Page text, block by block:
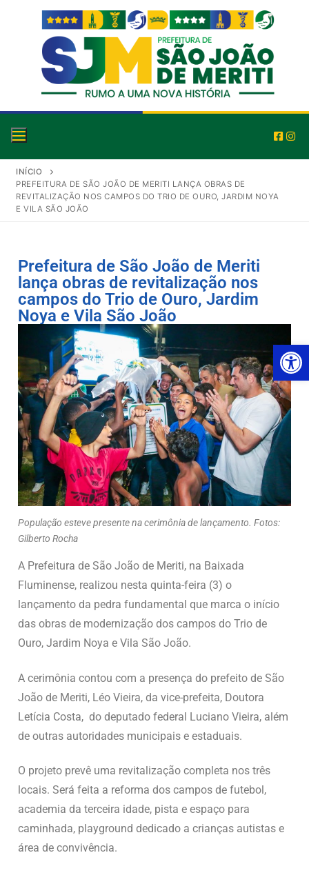
INÍCIO
PREFEITURA DE SÃO JOÃO DE MERITI LANÇA OBRAS DE
REVITALIZAÇÃO NOS CAMPOS DO TRIO DE OURO, JARDIM NOYA
E VILA SÃO JOÃO
Prefeitura de São João de Meriti
lança obras de revitalização nos
campos do Trio de Ouro, Jardim
Noya e Vila São João
População esteve presente na cerimônia de lançamento. Fotos:
Gilberto Rocha
A Prefeitura de São João de Meriti, na Baixada
Fluminense, realizou nesta quinta-feira (3) o
lançamento da pedra fundamental que marca o início
das obras de modernização dos campos do Trio de
Ouro, Jardim Noya e Vila São João.
A cerimônia contou com a presença do prefeito de São
João de Meriti, Léo Vieira, da vice-prefeita, Doutora
Letícia Costa, do deputado federal Luciano Vieira, além
de outras autoridades municipais e estaduais.
O projeto prevê uma revitalização completa nos três
locais. Será feita a reforma dos campos de futebol,
academia da terceira idade, pista e espaço para
caminhada, playground dedicado a crianças autistas e
área de convivência.